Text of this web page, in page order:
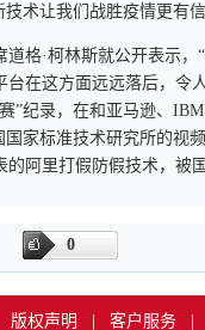
术让我们战胜疫情更有
格·柯林斯就公开表示
在这方面远远落后，令
”纪录，在和亚马逊、
家标准技术研究所的视
阿里打假防假技术，被
0
版权声明 | 客户服务 |